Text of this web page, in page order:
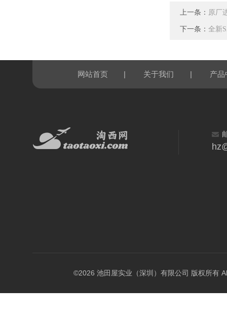
上一条： 原厂
下一条： 全新
网站首页 | 关于我们 | 产品
©2026 池田屋实业（深圳）有限公司 版权所有